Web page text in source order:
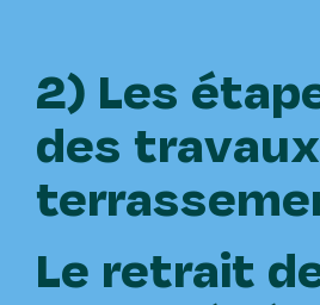
2) Les
des
Le retrait